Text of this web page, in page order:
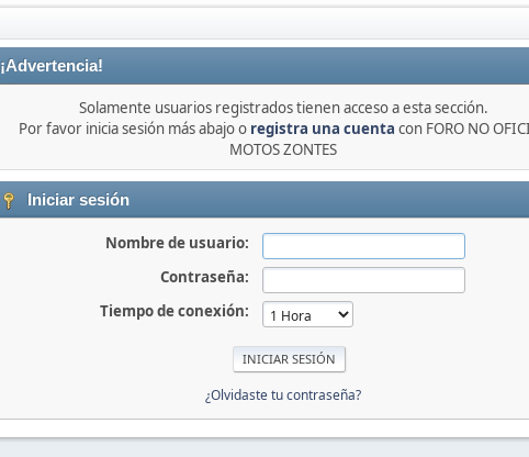
¡Advertencia!
Solamente usuarios registrados tienen acceso a esta sección.
Por favor inicia sesión más abajo o registra una cuenta con FORO NO
MOTOS ZONTES
Iniciar sesión
Nombre de usuario:
Contraseña:
Tiempo de conexión:
¿Olvidaste tu contraseña?